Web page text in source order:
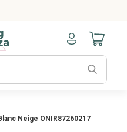
Naar
Neige ONIR87260217